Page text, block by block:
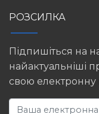
РОЗСИЛКА
Підпишіться на
найактуальніші
свою електронну